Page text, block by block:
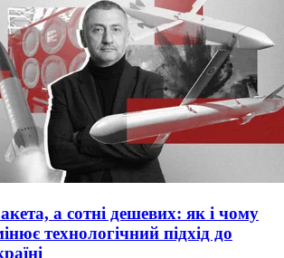
а сотні дешевих: як і чому
технологічний підхід до